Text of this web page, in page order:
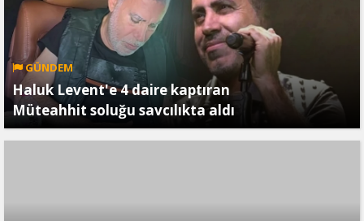
GÜNDEM
Haluk Levent'e 4 daire kaptıran
Müteahhit soluğu savcılıkta aldı